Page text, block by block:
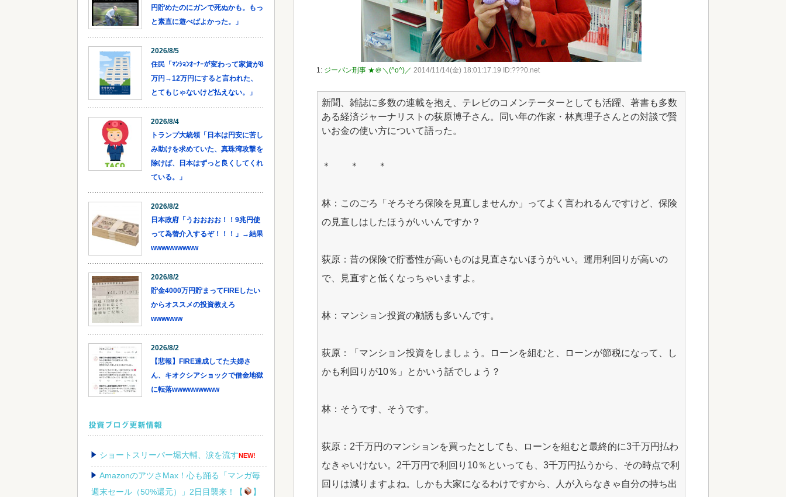
1: ジーパン刑事 ★＠＼(^o^)／ 2014/11/14(金) 18:01:17.19 ID:???0.net
新聞、雑誌に多数の連載を抱え、テレビのコメンテーターとしても活躍、著書も多数
ある経済ジャーナリストの荻原博子さん。同い年の作家・林真理子さんとの対談で賢
いお金の使い方について語った。
＊ ＊ ＊
林：このごろ「そろそろ保険を見直しませんか」ってよく言われるんですけど、保険
の見直しはしたほうがいいんですか？
荻原：昔の保険で貯蓄性が高いものは見直さないほうがいい。運用利回りが高いの
で、見直すと低くなっちゃいますよ。
林：マンション投資の勧誘も多いんです。
荻原：「マンション投資をしましょう。ローンを組むと、ローンが節税になって、し
かも利回りが10％」とかいう話でしょう？
林：そうです、そうです。
荻原：2千万円のマンションを買ったとしても、ローンを組むと最終的に3千万円払わ
なきゃいけない。2千万円で利回り10％といっても、3千万円払うから、その時点で利
回りは減りますよね。しかも大家になるわけですから、人が入らなきゃ自分の持ち出
円貯めたのにガンで死ぬかも。もっ
と素直に遊べばよかった。」
2026/8/5
住民「ﾏﾝｼｮﾝｵｰﾅｰが変わって家賃が8
万円→12万円にすると言われた、
とてもじゃないけど払えない。」
2026/8/4
トランプ大統領「日本は円安に苦し
み助けを求めていた、真珠湾攻撃を
除けば、日本はずっと良くしてくれ
ている。」
2026/8/2
日本政府「うおおおお！！9兆円使
って為替介入するぞ！！！」→結果
wwwwwwwww
2026/8/2
貯金4000万円貯まってFIREしたい
からオススメの投資教えろ
wwwwww
2026/8/2
【悲報】FIRE達成してた夫婦さ
ん、キオクシアショックで借金地獄
に転落wwwwwwwww
投資ブログ更新情報
ショートスリーパー堀大輔、涙を流すNEW!
AmazonのアツさMax！心も踊る「マンガ毎
週末セール（50%還元）」2日目襲来！【
】